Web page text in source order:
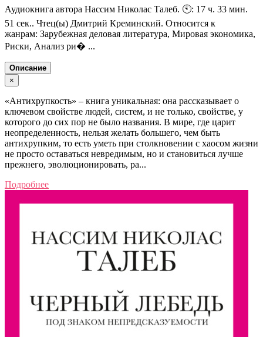
Аудиокнига автора Нассим Николас Талеб. 🕙: 17 ч. 33 мин.
51 сек.. Чтец(ы) Дмитрий Креминский. Относится к
жанрам: Зарубежная деловая литература, Мировая экономика,
Риски, Анализ ри� ...
Описание
×
«Антихрупкость» – книга уникальная: она рассказывает о
ключевом свойстве людей, систем, и не только, свойстве, у
которого до сих пор не было названия. В мире, где царит
неопределенность, нельзя желать большего, чем быть
антихрупким, то есть уметь при столкновении с хаосом жизни
не просто оставаться невредимым, но и становиться лучше
прежнего, эволюционировать, ра...
Подробнее